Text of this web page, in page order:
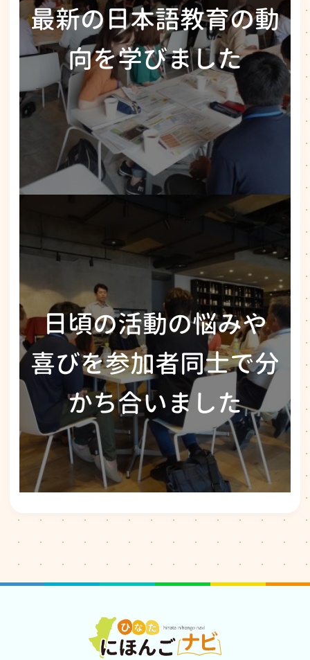
最新の日本語教育の動
向を学びました
日頃の活動の悩みや
喜びを参加者同士で分
かち合いました